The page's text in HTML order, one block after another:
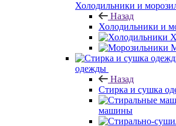
Холодильники и
Назад
Холодильники и
одежды
Назад
Стирка и сушка
машины